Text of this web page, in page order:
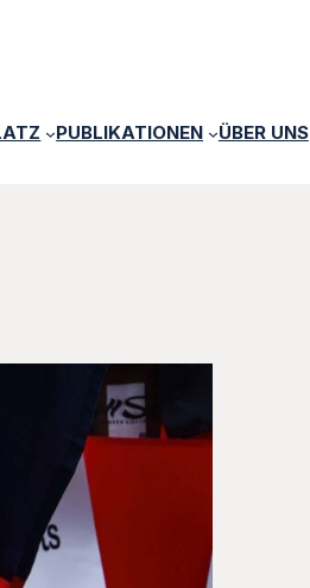
PUBLIKATIONEN ÜBER UNS